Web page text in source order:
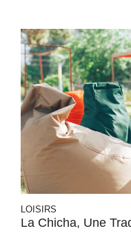
LOISIRS
La Chicha, Une